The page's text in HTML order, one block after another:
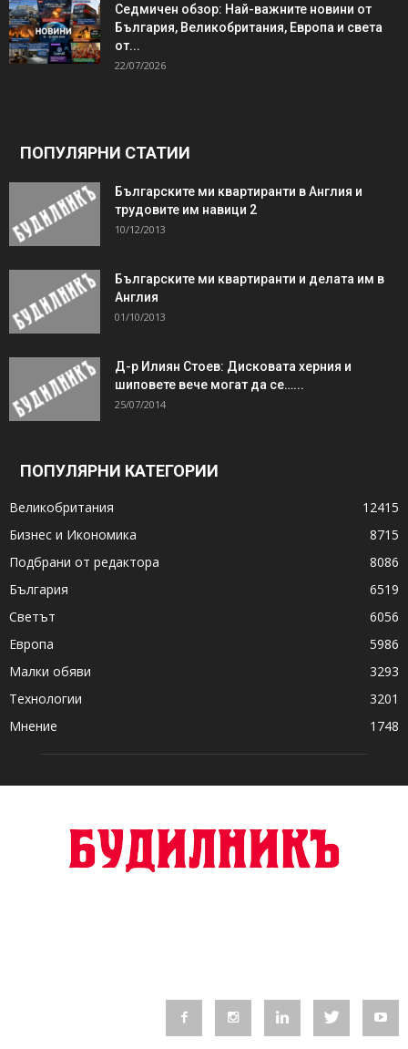
Седмичен обзор: Най-важните новини от
България, Великобритания, Европа и света
от...
22/07/2026
ПОПУЛЯРНИ СТАТИИ
Българските ми квартиранти в Англия и
трудовите им навици 2
10/12/2013
Българските ми квартиранти и делата им в
Англия
01/10/2013
Д-р Илиян Стоев: Дисковата херния и
шиповете вече могат да се…...
25/07/2014
ПОПУЛЯРНИ КАТЕГОРИИ
Великобритания
12415
Бизнес и Икономика
8715
Подбрани от редактора
8086
България
6519
Светът
6056
Европа
5986
Малки обяви
3293
Технологии
3201
Мнение
1748